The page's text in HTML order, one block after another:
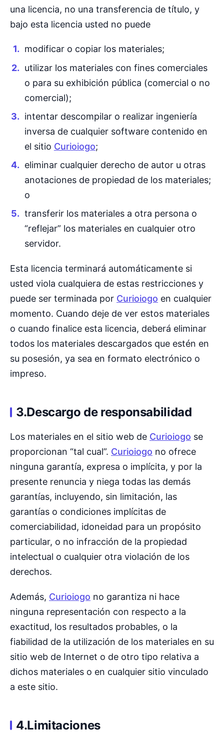
una licencia, no una transferencia de título, y
bajo esta licencia usted no puede
modificar o copiar los materiales;
utilizar los materiales con fines comerciales
o para su exhibición pública (comercial o no
comercial);
intentar descompilar o realizar ingeniería
inversa de cualquier software contenido en
el sitio Curioiogo;
eliminar cualquier derecho de autor u otras
anotaciones de propiedad de los materiales;
o
transferir los materiales a otra persona o
“reflejar” los materiales en cualquier otro
servidor.
Esta licencia terminará automáticamente si
usted viola cualquiera de estas restricciones y
puede ser terminada por Curioiogo en cualquier
momento. Cuando deje de ver estos materiales
o cuando finalice esta licencia, deberá eliminar
todos los materiales descargados que estén en
su posesión, ya sea en formato electrónico o
impreso.
3.Descargo de responsabilidad
Los materiales en el sitio web de Curioiogo se
proporcionan “tal cual”. Curioiogo no ofrece
ninguna garantía, expresa o implícita, y por la
presente renuncia y niega todas las demás
garantías, incluyendo, sin limitación, las
garantías o condiciones implícitas de
comerciabilidad, idoneidad para un propósito
particular, o no infracción de la propiedad
intelectual o cualquier otra violación de los
derechos.
Además, Curioiogo no garantiza ni hace
ninguna representación con respecto a la
exactitud, los resultados probables, o la
fiabilidad de la utilización de los materiales en su
sitio web de Internet o de otro tipo relativa a
dichos materiales o en cualquier sitio vinculado
a este sitio.
4.Limitaciones